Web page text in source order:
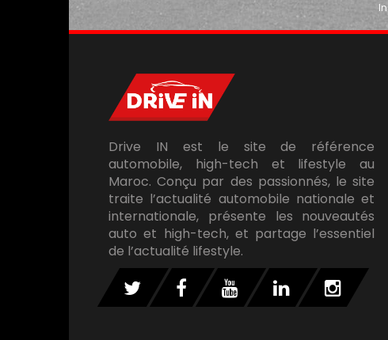
Drive IN est le site de référence
automobile, high-tech et lifestyle au
Maroc. Conçu par des passionnés, le site
traite l’actualité automobile nationale et
internationale, présente les nouveautés
auto et high-tech, et partage l’essentiel
de l’actualité lifestyle.